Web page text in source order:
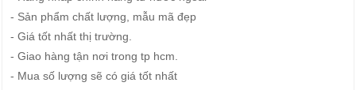
- Sản phẩm chất lượng, mẫu mã đẹp
- Giá tốt nhất thị trường.
- Giao hàng tận nơi trong tp hcm.
- Mua số lượng sẽ có giá tốt nhất